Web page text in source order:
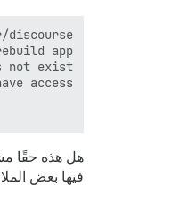
فيها بعض